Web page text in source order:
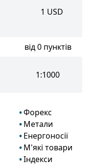
1 USD
від 0 пунктів
1:1000
Форекс
Метали
Енергоносії
М'які товари
Індекси